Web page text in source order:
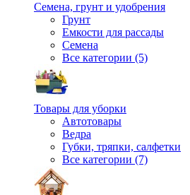
Семена, грунт и удобрения
Грунт
Емкости для рассады
Семена
Все категории (5)
Товары для уборки
Автотовары
Ведра
Губки, тряпки, салфетки
Все категории (7)